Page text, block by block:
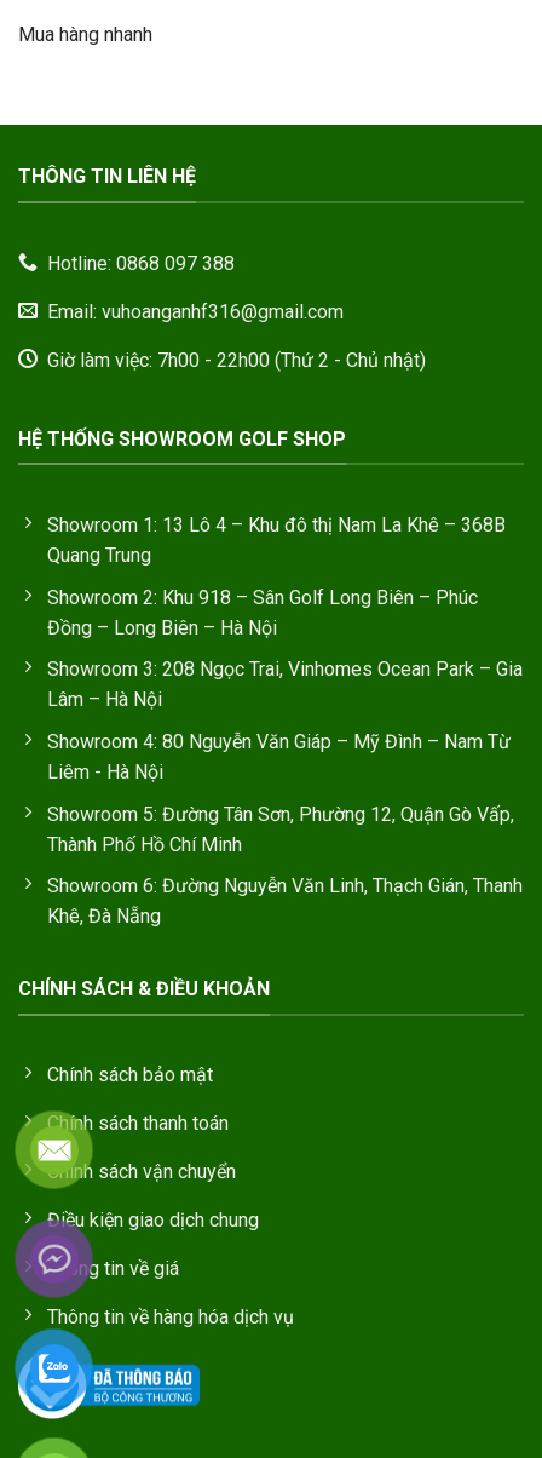
sao
Mua hàng nhanh
THÔNG TIN LIÊN HỆ
Hotline: 0868 097 388
Email: vuhoanganhf316@gmail.com
Giờ làm việc: 7h00 - 22h00 (Thứ 2 - Chủ nhật)
HỆ THỐNG SHOWROOM GOLF SHOP
Showroom 1: 13 Lô 4 – Khu đô thị Nam La Khê – 368B
Quang Trung
Showroom 2: Khu 918 – Sân Golf Long Biên – Phúc
Đồng – Long Biên – Hà Nội
Showroom 3: 208 Ngọc Trai, Vinhomes Ocean Park – Gia
Lâm – Hà Nội
Showroom 4: 80 Nguyễn Văn Giáp – Mỹ Đình – Nam Từ
Liêm - Hà Nội
Showroom 5: Đường Tân Sơn, Phường 12, Quận Gò Vấp,
Thành Phố Hồ Chí Minh
Showroom 6: Đường Nguyễn Văn Linh, Thạch Gián, Thanh
Khê, Đà Nẵng
CHÍNH SÁCH & ĐIỀU KHOẢN
Chính sách bảo mật
Chính sách thanh toán
Chính sách vận chuyển
Điều kiện giao dịch chung
Thông tin về giá
Thông tin về hàng hóa dịch vụ